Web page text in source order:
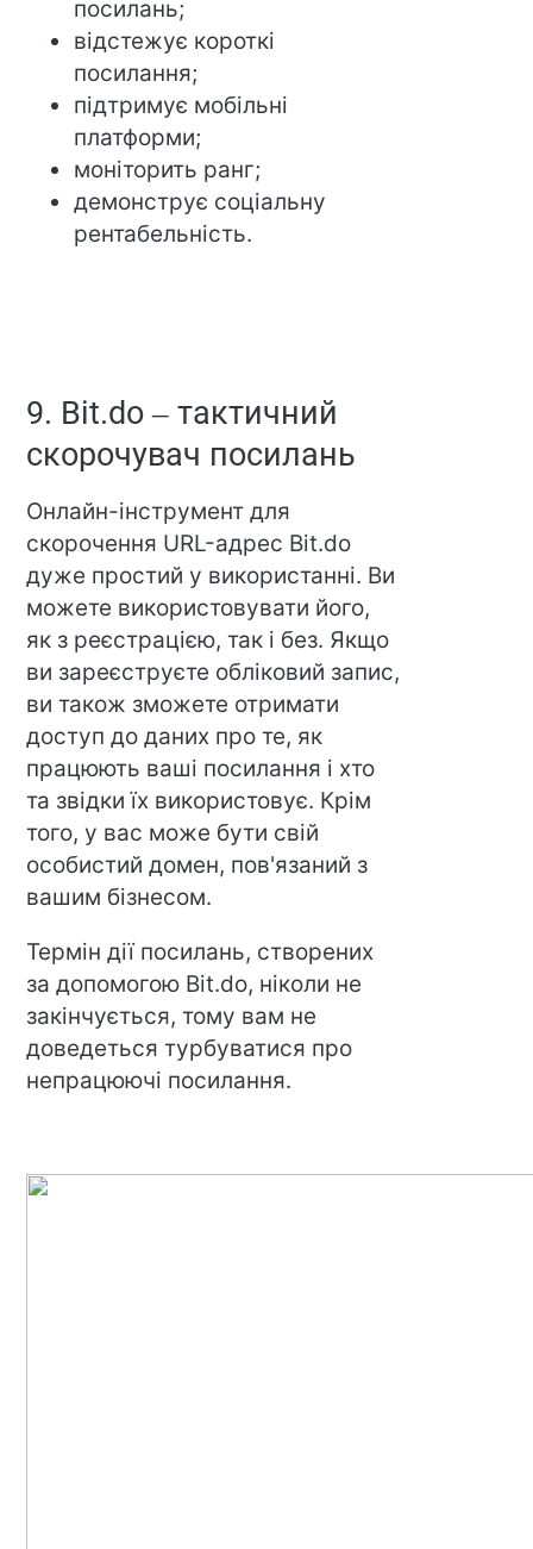
посилань;
відстежує короткі
посилання;
підтримує мобільні
платформи;
моніторить ранг;
демонструє соціальну
рентабельність.
9. Bit.do – тактичний
скорочувач посилань
Онлайн-інструмент для
скорочення URL-адрес Bit.do
дуже простий у використанні. Ви
можете використовувати його,
як з реєстрацією, так і без. Якщо
ви зареєструєте обліковий запис,
ви також зможете отримати
доступ до даних про те, як
працюють ваші посилання і хто
та звідки їх використовує. Крім
того, у вас може бути свій
особистий домен, пов'язаний з
вашим бізнесом.
Термін дії посилань, створених
за допомогою Bit.do, ніколи не
закінчується, тому вам не
доведеться турбуватися про
непрацюючі посилання.